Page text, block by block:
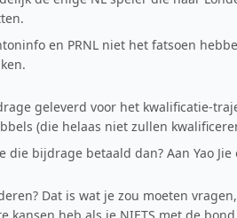
en PRNL niet het fatsoen
geleverd voor het kwalificatie-
(die helaas niet zullen
die bijdrage betaald dan? Aan Yao
Dat is wat je zou moeten